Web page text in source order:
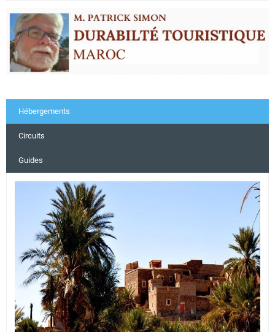
Hébergements
Circuits
Guides